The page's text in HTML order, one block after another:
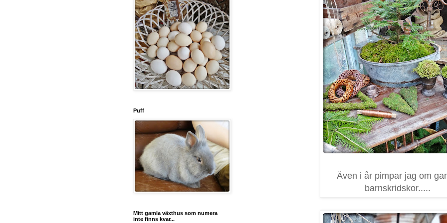
Även i år pimpar jag om
barnskridskor.....
Puff
Mitt gamla växthus som numera
inte finns kvar...